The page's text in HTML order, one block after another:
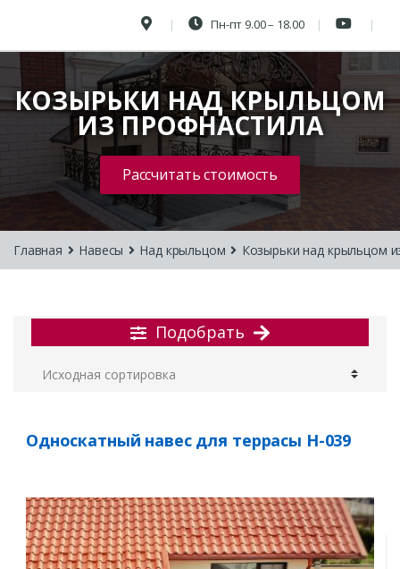
Пн-пт 9.00 – 18.00
КОЗЫРЬКИ НАД КРЫЛЬЦОМ
ИЗ ПРОФНАСТИЛА
Рассчитать стоимость
Главная Навесы Над крыльцом Козырьки над крыльцом
Подобрать
Односкатный навес для террасы Н-039